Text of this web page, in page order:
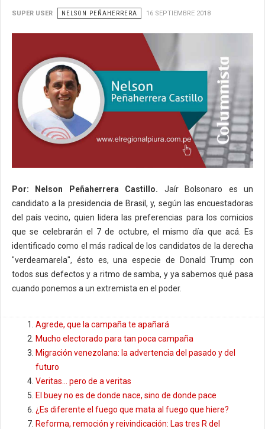
SUPER USER NELSON PEÑAHERRERA 16 SEPTIEMBRE 2018
Por: Nelson Peñaherrera Castillo. Jaír Bolsonaro es un
candidato a la presidencia de Brasil, y, según las encuestadoras
del país vecino, quien lidera las preferencias para los comicios
que se celebrarán el 7 de octubre, el mismo día que acá. Es
identificado como el más radical de los candidatos de la derecha
"verdeamarela", ésto es, una especie de Donald Trump con
todos sus defectos y a ritmo de samba, y ya sabemos qué pasa
cuando ponemos a un extremista en el poder.
Agrede, que la campaña te apañará
Mucho electorado para tan poca campaña
Migración venezolana: la advertencia del pasado y del
futuro
Veritas... pero de a veritas
El buey no es de donde nace, sino de donde pace
¿Es diferente el fuego que mata al fuego que hiere?
Reforma, remoción y reivindicación: Las tres R del